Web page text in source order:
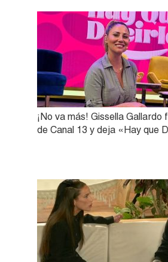
¡No va más! Gissella Gallardo
de Canal 13 y deja «Hay que